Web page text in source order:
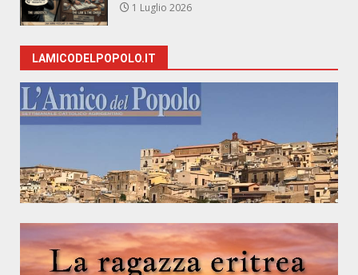
1 Luglio 2026
LAMICODELPOPOLO.IT